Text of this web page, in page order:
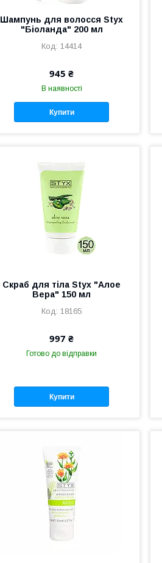
Шампунь для волосся Styx
"Біоланда" 200 мл
14414
945 ₴
В наявності
Купити
Скраб для тіла Styx "Алое
Вера" 150 мл
18165
997 ₴
Готово до відправки
Купити